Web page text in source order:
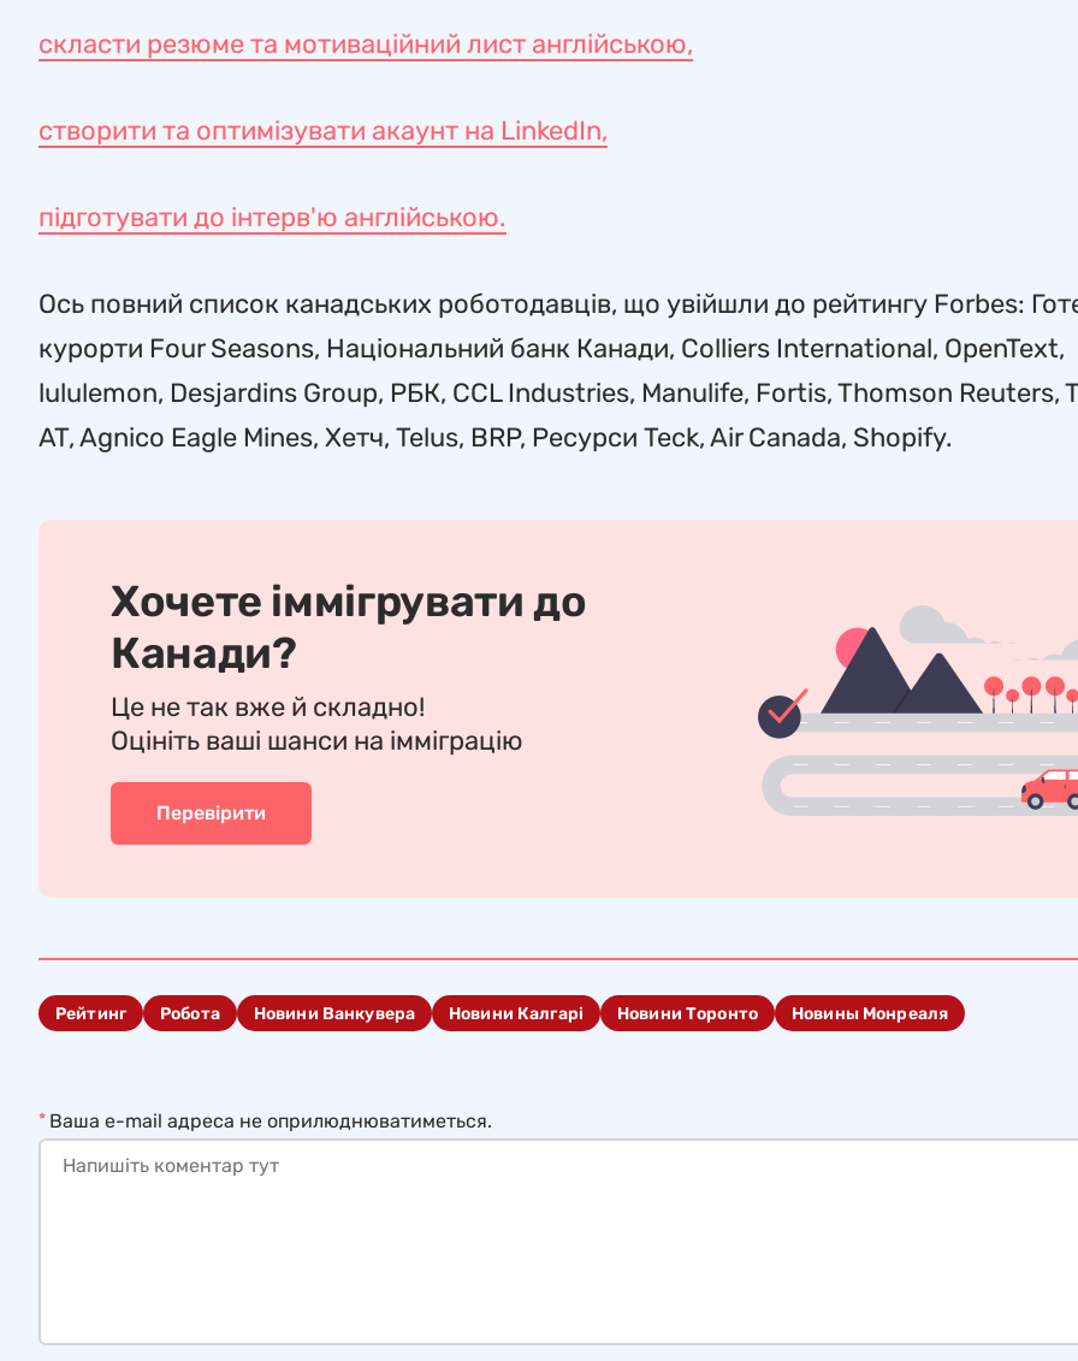
скласти резюме та мотиваційний лист англійською,
створити та оптимізувати акаунт на LinkedIn,
підготувати до інтерв'ю англійською.
Ось повний список канадських роботодавців, що увійшли до рейтингу Forbes:
курорти Four Seasons, Національний банк Канади, Colliers International, OpenText,
lululemon, Desjardins Group, РБК, CCL Industries, Manulife, Fortis, Thomson Reuters,
AT, Agnico Eagle Mines, Хетч, Telus, BRP, Ресурси Teck, Air Canada, Shopify.
Хочете іммігрувати до
Канади?
Це не так вже й складно!
Оцініть ваші шанси на імміграцію
Перевірити
Рейтинг Робота Новини Ванкувера Новини Калгарі Новини Торонто Новины Монреаля
Ваша e-mail адреса не оприлюднюватиметься.
*